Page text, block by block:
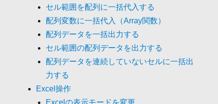
セル範囲を配列に一括代入する
配列変数に一括代入（Array関数）
配列データを一括出力する
セル範囲の配列データを出力する
配列データを連続していないセルに一括出
力する
Excel操作
Excelの表示モードを変更